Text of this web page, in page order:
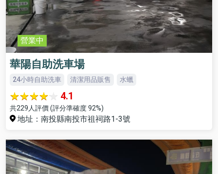
營業中
華陽自助洗車場
24小時自助洗車 清潔用品販售 水蠟
4.1
共229人評價 (評分準確度 92%)
地址：南投縣南投市祖祠路1-3號